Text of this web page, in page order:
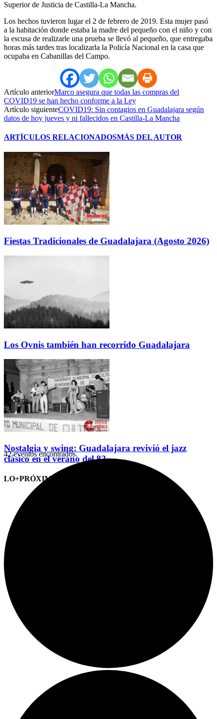
Superior de Justicia de Castilla-La Mancha.
Los hechos tuvieron lugar el 2 de febrero de 2019. Esta mujer pasó
a la habitación donde estaba la madre del pequeño con el niño y con
la escusa de realizarle una prueba se llevó al pequeño, que entregaba
horas más tardes tras localizarla la Policía Nacional en la casa que
ocupaba en Cabanillas del Campo.
Artículo anteriorMarco asegura que todas las compras del
COVID19 se han hecho conforme a la Ley
Artículo siguienteCOVID19: Sin contagios en Guadalajara según
datos de hoy jueves y ni fallecidos en Castilla-La Mancha
ARTÍCULOS RELACIONADOSMÁS DEL AUTOR
Fiestas Tradicionales de Guadalajara (Agosto 2026)
Los Ovnis también han recorrido Guadalajara
Nostalgia y swing: Guadalajara revivió el jazz
clásico en el verano del 82
LO+PRÓXIMO (CITAS)
42 eventos encontrados.